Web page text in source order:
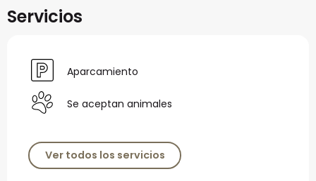
Servicios
Aparcamiento
Se aceptan animales
Ver todos los servicios